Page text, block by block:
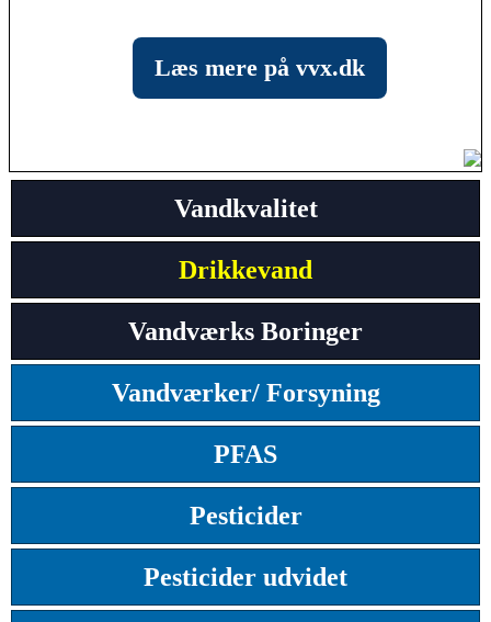
Læs mere på vvx.dk
Vandkvalitet
Drikkevand
Vandværks Boringer
Vandværker/ Forsyning
PFAS
Pesticider
Pesticider udvidet